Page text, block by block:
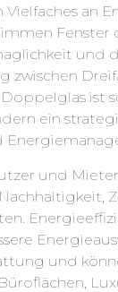
an
Fenster
und
zwischen
ist
ein
und
und